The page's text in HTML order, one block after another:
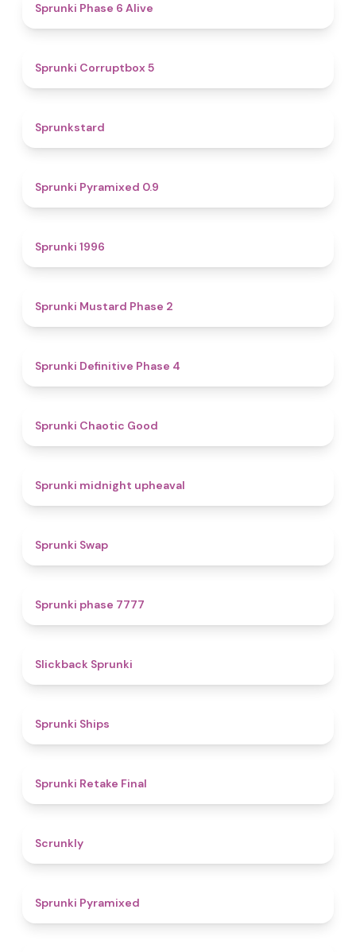
Sprunki Phase 6 Alive
Sprunki Corruptbox 5
Sprunkstard
Sprunki Pyramixed 0.9
Sprunki 1996
Sprunki Mustard Phase 2
Sprunki Definitive Phase 4
Sprunki Chaotic Good
Sprunki midnight upheaval
Sprunki Swap
Sprunki phase 7777
Slickback Sprunki
Sprunki Ships
Sprunki Retake Final
Scrunkly
Sprunki Pyramixed